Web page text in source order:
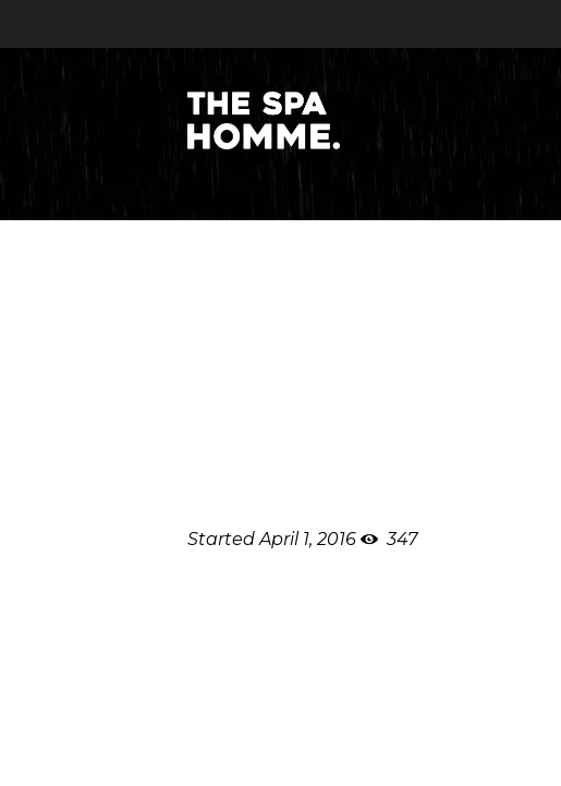
Started April 1, 2016 347